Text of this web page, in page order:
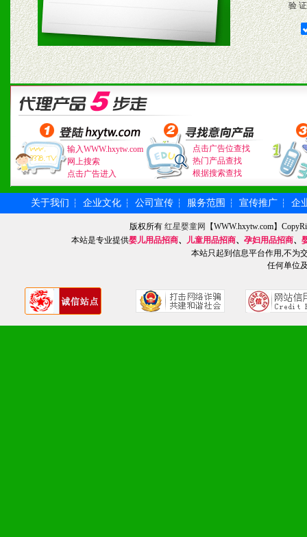
验
输入WWW.hxytw.com
网上搜索
点击广告进入
点击广告位查找
热门产品查找
根据搜索查找
关于我们 ┆ 企业文化 ┆ 公司宣传 ┆ 服务范围 ┆ 宣传推广 ┆ 企
版权所有红星婴童网
【WWW.hxytw.com】
本站是专业提供婴儿用品招商、 儿童用品招商、 孕妇用品招商、
本站只起到信息平台作用,不为
任何单位